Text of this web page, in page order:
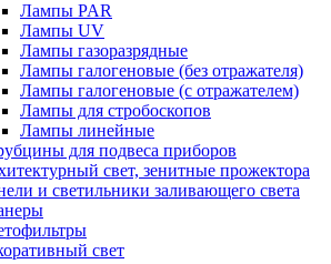
Лампы PAR
Лампы UV
Лампы газоразрядные
Лампы галогеновые (без отражателя)
Лампы галогеновые (с отражателем)
Лампы для стробоскопов
Лампы линейные
для подвеса приборов
свет, зенитные прожектора
и светильники заливающего света
свет